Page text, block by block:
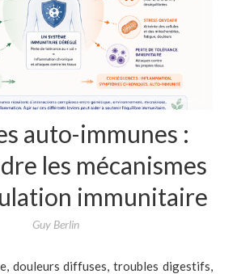
auto-immunes :
les mécanismes
immunitaire
Guy Berlin
douleurs diffuses, troubles digestifs,